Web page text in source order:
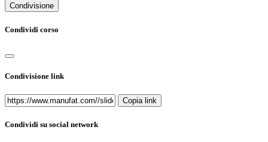
Condivisione
Condividi corso
Condivisione link
Copia link
Condividi su social network